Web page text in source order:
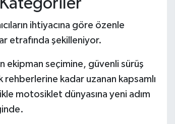
ihtiyacına göre özenle
etrafında şekilleniyor.
ekipman seçimine, güvenli sürüş
kadar uzanan kapsamlı
motosiklet dünyasına yeni adım